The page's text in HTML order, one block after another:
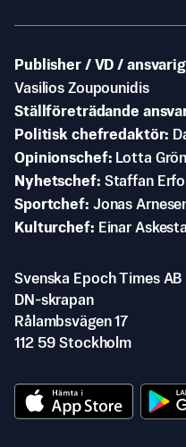
Publisher / VD /
Vasilios Zoupounidis
Ställföreträdande
Politisk chefredaktör
Opinionschef
Lotta
Nyhetschef Staffan
Sportchef Jonas
Kulturchef
Einar
Svenska Epoch Times AB
DN-skrapan
Rålambsvägen 17
112 59 Stockholm